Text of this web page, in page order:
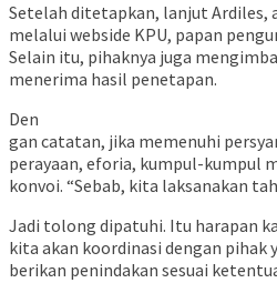
Setelah ditetapkan, lanjut Ardiles,
melalui webside KPU, papan
Selain itu, pihaknya juga
menerima hasil penetapan.
Den
gan catatan, jika memenuhi
perayaan, eforia, kumpul-kumpul
konvoi. “Sebab, kita laksanakan
Jadi tolong dipatuhi. Itu harapan
kita akan koordinasi dengan pihak
berikan penindakan sesuai